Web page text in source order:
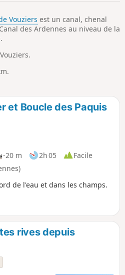
Vouziers est un canal, chenal
des Ardennes au niveau de la
et Boucle des Paquis
-20 m 2h 05
Facile
de l'eau et dans les champs.
rives depuis